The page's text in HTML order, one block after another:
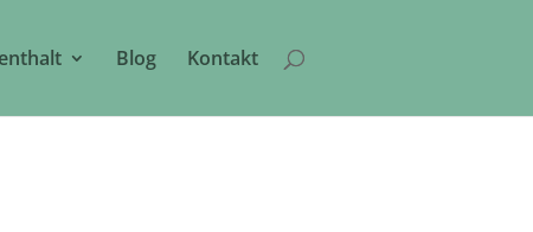
Blog Kontakt